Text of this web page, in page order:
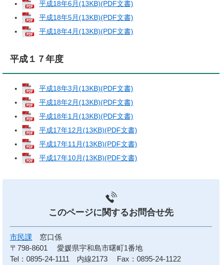
平成18年6月(13KB)(PDF文書)
平成18年5月(13KB)(PDF文書)
平成18年4月(13KB)(PDF文書)
平成１７年度
平成18年3月(13KB)(PDF文書)
平成18年2月(13KB)(PDF文書)
平成18年1月(13KB)(PDF文書)
平成17年12月(13KB)(PDF文書)
平成17年11月(13KB)(PDF文書)
平成17年10月(13KB)(PDF文書)
このページに関するお問合せ先
市民課
窓口係
〒798-8601
愛媛県宇和島市曙町1番地
Tel：0895-24-1111 内線2173
Fax：0895-24-1122